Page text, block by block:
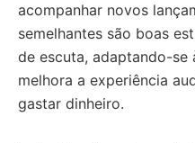
acompanhar novos
semelhantes são boas
de escuta, adaptando-se
melhora a experiência
gastar dinheiro.